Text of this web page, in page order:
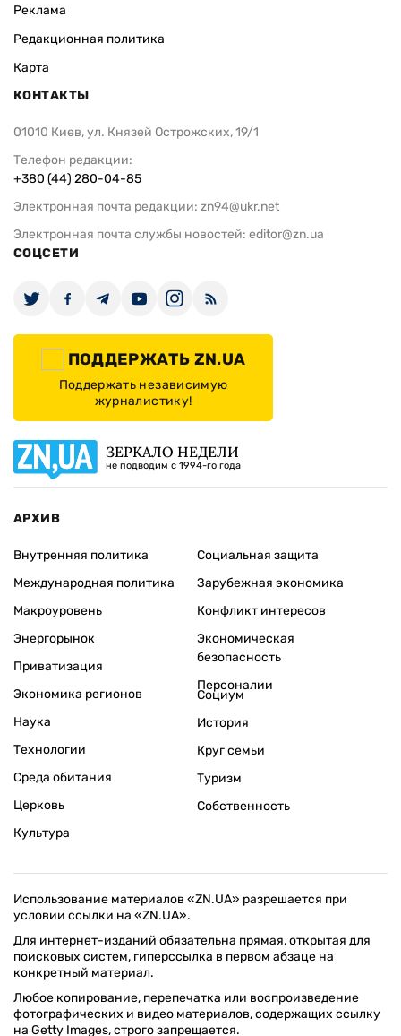
Реклама
Редакционная политика
Карта
КОНТАКТЫ
01010 Киев, ул. Князей Острожских, 19/1
Телефон редакции:
+380 (44) 280-04-85
Электронная почта редакции: zn94@ukr.net
Электронная почта службы новостей: editor@zn.ua
СОЦСЕТИ
ПОДДЕРЖАТЬ ZN.UA
Поддержать независимую
журналистику!
ЗЕРКАЛО НЕДЕЛИ
не подводим с 1994-го года
АРХИВ
Внутренняя политика
Международная политика
Макроуровень
Энергорынок
Приватизация
Экономика регионов
Социальная защита
Зарубежная экономика
Конфликт интересов
Экономическая
безопасность
Персоналии
Наука
Технологии
Среда обитания
Церковь
Культура
Социум
История
Круг семьи
Туризм
Собственность
Использование материалов «ZN.UA» разрешается при
условии ссылки на «ZN.UA».
Для интернет-изданий обязательна прямая, открытая для
поисковых систем, гиперссылка в первом абзаце на
конкретный материал.
Любое копирование, перепечатка или воспроизведение
фотографических и видео материалов, содержащих ссылку
на Getty Images, строго запрещается.